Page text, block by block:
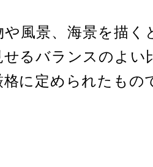
や風景、海景を描く
せるバランスのよい
格に定められたもの